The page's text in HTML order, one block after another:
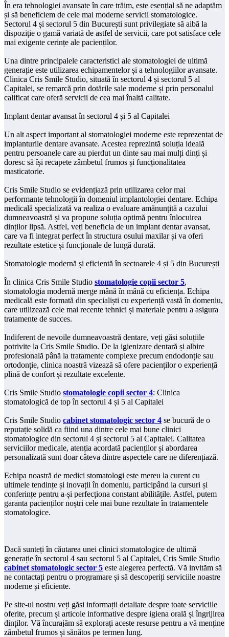
În era tehnologiei avansate în care trăim, este esențial să ne adaptăm
și să beneficiem de cele mai moderne servicii stomatologice.
Sectorul 4 și sectorul 5 din București sunt privilegiate să aibă la
dispoziție o gamă variată de astfel de servicii, care pot satisface cele
mai exigente cerințe ale pacienților.
Una dintre principalele caracteristici ale stomatologiei de ultimă
generație este utilizarea echipamentelor și a tehnologiilor avansate.
Clinica Cris Smile Studio, situată în sectorul 4 și sectorul 5 al
Capitalei, se remarcă prin dotările sale moderne și prin personalul
calificat care oferă servicii de cea mai înaltă calitate.
Implant dentar avansat în sectorul 4 și 5 al Capitalei
Un alt aspect important al stomatologiei moderne este reprezentat de
implanturile dentare avansate. Acestea reprezintă soluția ideală
pentru persoanele care au pierdut un dinte sau mai mulți dinți și
doresc să își recapete zâmbetul frumos și funcționalitatea
masticatorie.
Cris Smile Studio se evidențiază prin utilizarea celor mai
performante tehnologii în domeniul implantologiei dentare. Echipa
medicală specializată va realiza o evaluare amănunțită a cazului
dumneavoastră și va propune soluția optimă pentru înlocuirea
dinților lipsă. Astfel, veți beneficia de un implant dentar avansat,
care va fi integrat perfect în structura osului maxilar și va oferi
rezultate estetice și funcționale de lungă durată.
Stomatologie modernă și eficientă în sectoarele 4 și 5 din București
În clinica Cris Smile Studio stomatologie copii sector 5,
stomatologia modernă merge mână în mână cu eficiența. Echipa
medicală este formată din specialiști cu experiență vastă în domeniu,
care utilizează cele mai recente tehnici și materiale pentru a asigura
tratamente de succes.
Indiferent de nevoile dumneavoastră dentare, veți găsi soluțiile
potrivite la Cris Smile Studio. De la igienizare dentară și albire
profesională până la tratamente complexe precum endodonție sau
ortodonție, clinica noastră vizează să ofere pacienților o experiență
plină de confort și rezultate excelente.
Cris Smile Studio stomatologie copii sector 4: Clinica
stomatologică de top în sectorul 4 și 5 al Capitalei
Cris Smile Studio cabinet stomatologic sector 4 se bucură de o
reputație solidă ca fiind una dintre cele mai bune clinici
stomatologice din sectorul 4 și sectorul 5 al Capitalei. Calitatea
serviciilor medicale, atenția acordată pacienților și abordarea
personalizată sunt doar câteva dintre aspectele care ne diferențiază.
Echipa noastră de medici stomatologi este mereu la curent cu
ultimele tendințe și inovații în domeniu, participând la cursuri și
conferințe pentru a-și perfecționa constant abilitățile. Astfel, putem
garanta pacienților noștri cele mai bune rezultate în tratamentele
stomatologice.
Dacă sunteți în căutarea unei clinici stomatologice de ultimă
generație în sectorul 4 sau sectorul 5 al Capitalei, Cris Smile Studio
cabinet stomatologic sector 5 este alegerea perfectă. Vă invităm să
ne contactați pentru o programare și să descoperiți serviciile noastre
moderne și eficiente.
Pe site-ul nostru veți găsi informații detaliate despre toate serviciile
oferite, precum și articole informative despre igiena orală și îngrijirea
dinților. Vă încurajăm să explorați aceste resurse pentru a vă menține
zâmbetul frumos și sănătos pe termen lung.